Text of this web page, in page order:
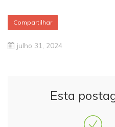
Compartilhar
julho 31, 2024
Esta